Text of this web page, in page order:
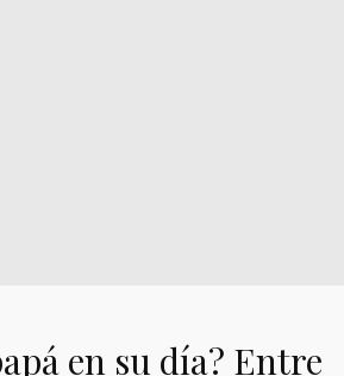
en su día? Entre